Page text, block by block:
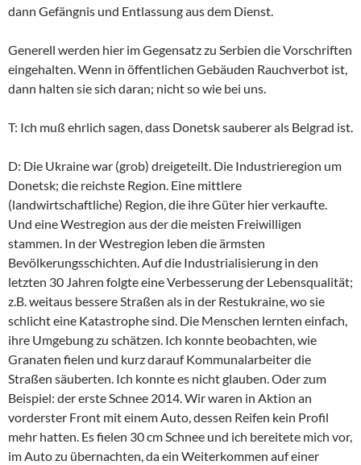
dann Gefängnis und Entlassung aus dem Dienst.
Generell werden hier im Gegensatz zu Serbien die Vorschriften
eingehalten. Wenn in öffentlichen Gebäuden Rauchverbot ist,
dann halten sie sich daran; nicht so wie bei uns.
T: Ich muß ehrlich sagen, dass Donetsk sauberer als Belgrad ist.
D: Die Ukraine war (grob) dreigeteilt. Die Industrieregion um
Donetsk; die reichste Region. Eine mittlere
(landwirtschaftliche) Region, die ihre Güter hier verkaufte.
Und eine Westregion aus der die meisten Freiwilligen
stammen. In der Westregion leben die ärmsten
Bevölkerungsschichten. Auf die Industrialisierung in den
letzten 30 Jahren folgte eine Verbesserung der Lebensqualität;
z.B. weitaus bessere Straßen als in der Restukraine, wo sie
schlicht eine Katastrophe sind. Die Menschen lernten einfach,
ihre Umgebung zu schätzen. Ich konnte beobachten, wie
Granaten fielen und kurz darauf Kommunalarbeiter die
Straßen säuberten. Ich konnte es nicht glauben. Oder zum
Beispiel: der erste Schnee 2014. Wir waren in Aktion an
vorderster Front mit einem Auto, dessen Reifen kein Profil
mehr hatten. Es fielen 30 cm Schnee und ich bereitete mich vor,
im Auto zu übernachten, da ein Weiterkommen auf einer